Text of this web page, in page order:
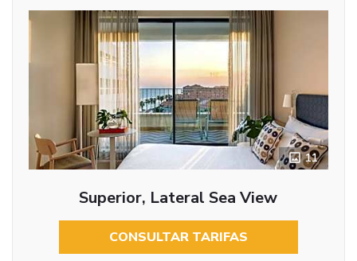
11
Superior, Lateral Sea View
CONSULTAR TARIFAS